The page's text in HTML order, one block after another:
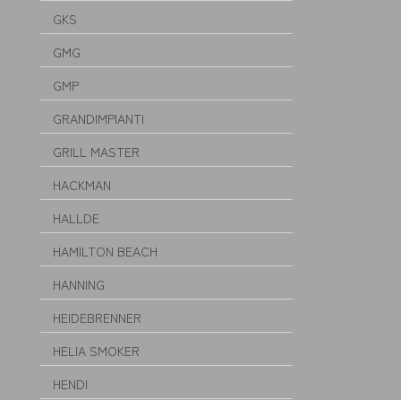
GKS
GMG
GMP
GRANDIMPIANTI
GRILL MASTER
HACKMAN
HALLDE
HAMILTON BEACH
HANNING
HEIDEBRENNER
HELIA SMOKER
HENDI